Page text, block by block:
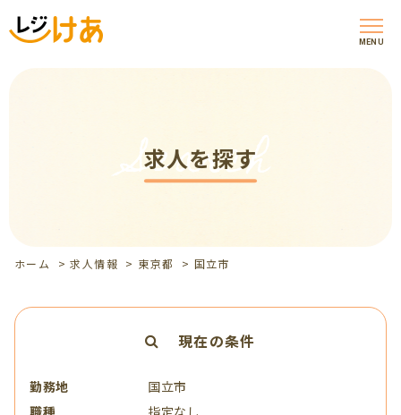
MENU
求人を探す
Search
ホーム >求人情報 > 東京都 > 国立市
現在の条件
勤務地
国立市
職種
指定なし